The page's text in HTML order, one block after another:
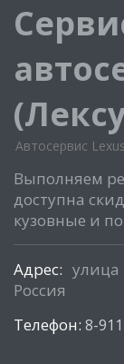
Автосервис
Выполняем
доступна
кузовные и
Адрес: улица
Россия
Телефон: 8-